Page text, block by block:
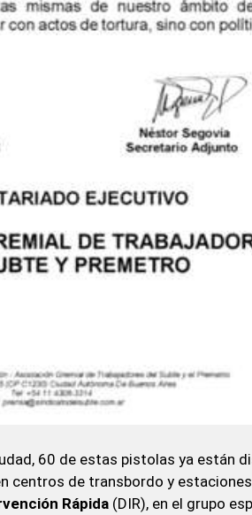
60 de estas pistolas ya están
centros de transbordo y
Rápida (DIR), en el grupo